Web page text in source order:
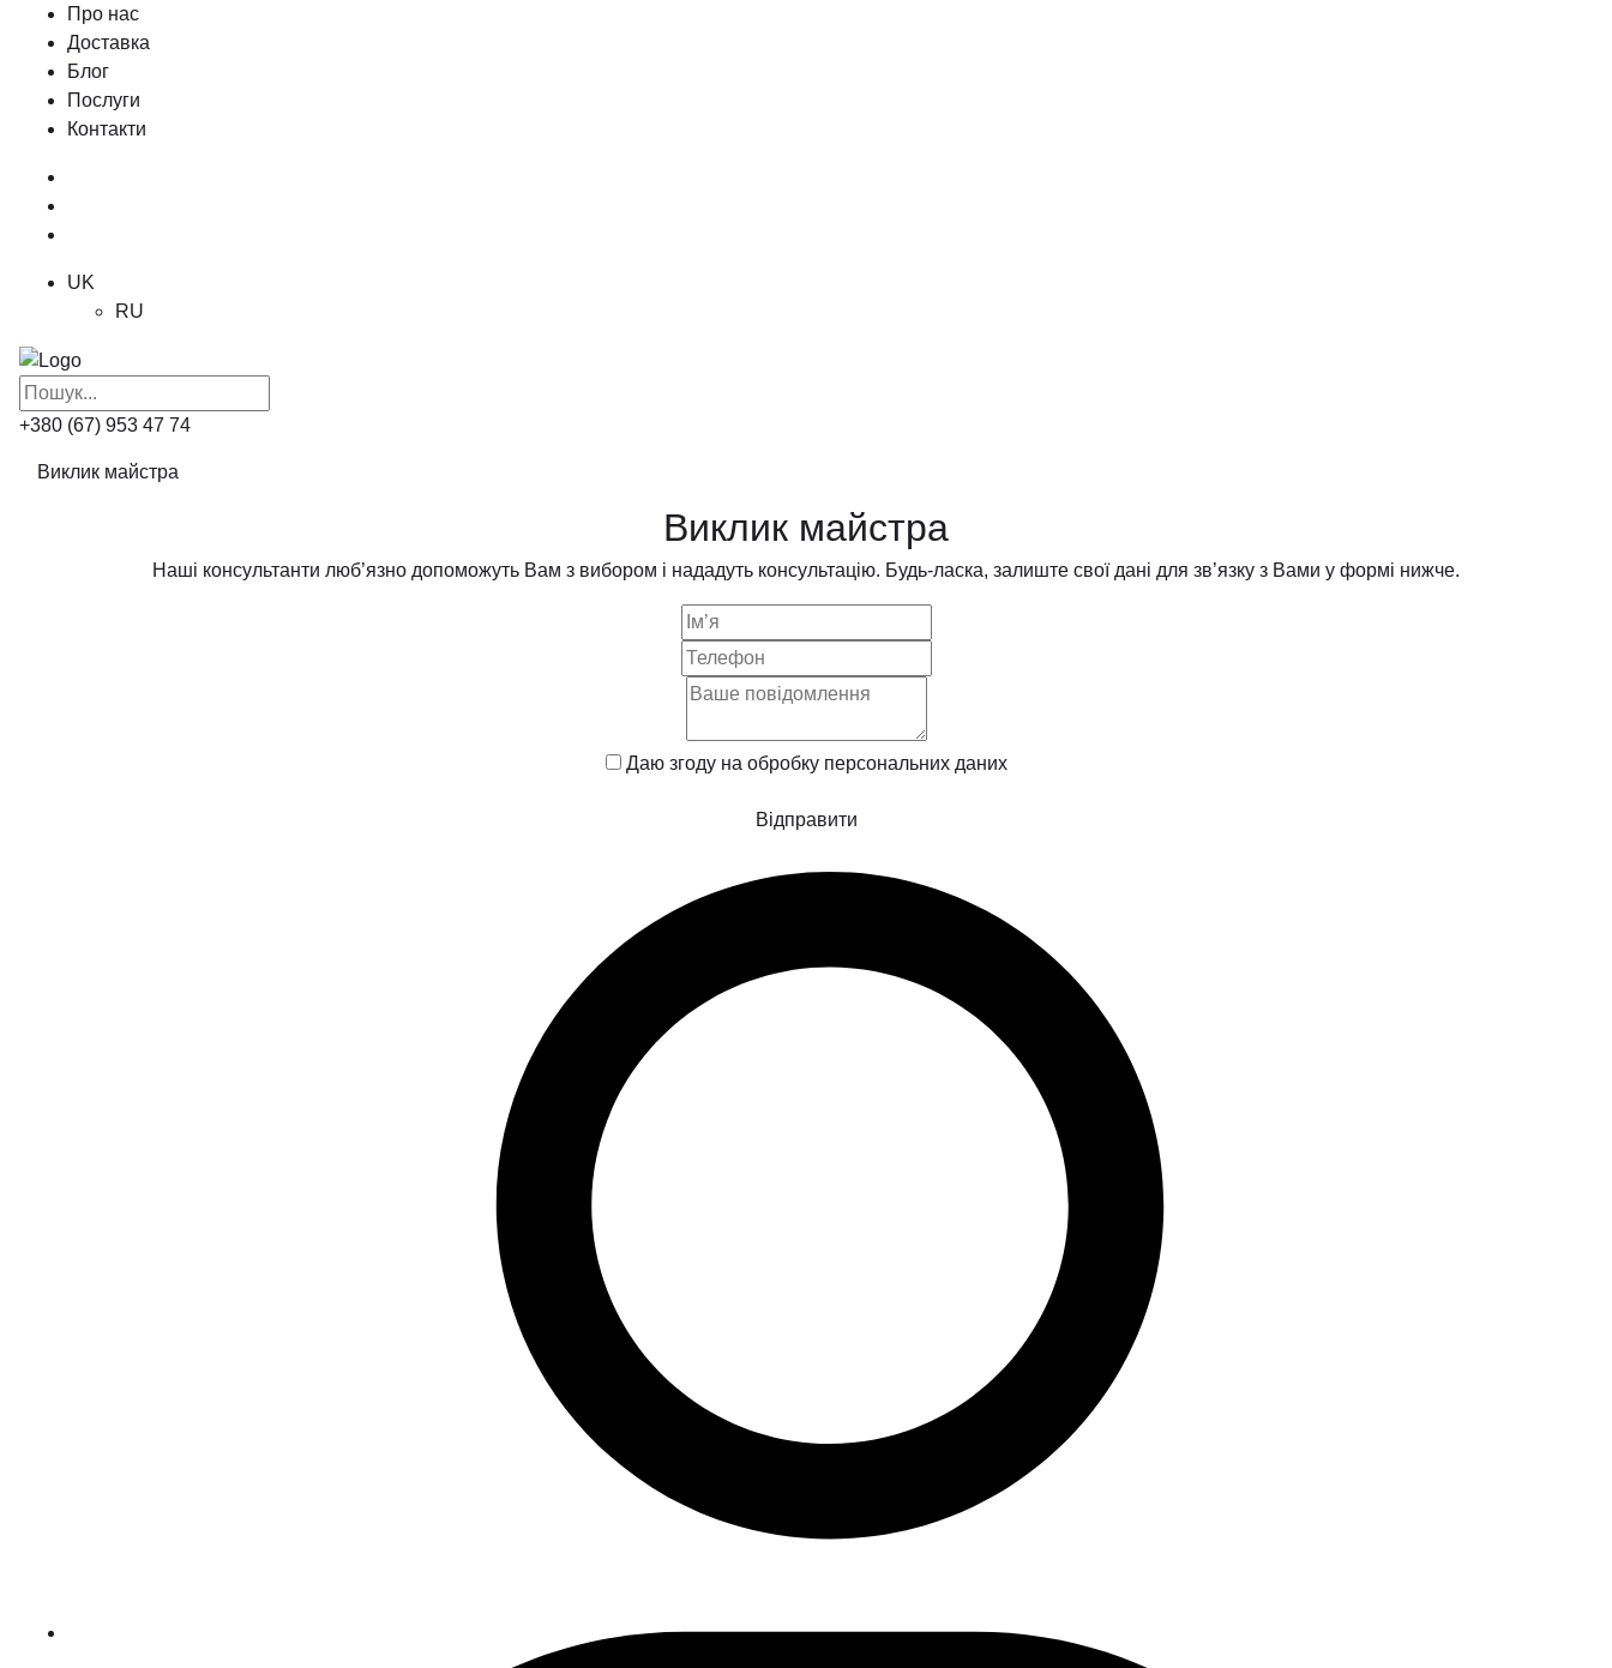
Про нас
Доставка
Блог
Послуги
Контакти
UK
RU
+380 (67) 953 47 74
Виклик майстра
Виклик майстра
Наші консультанти люб’язно допоможуть Вам з вибором і нададуть консультацію. Будь-ласка, залиште свої дані для зв’язку з Вами у формі нижче.
Даю згоду на обробку персональних даних
Відправити